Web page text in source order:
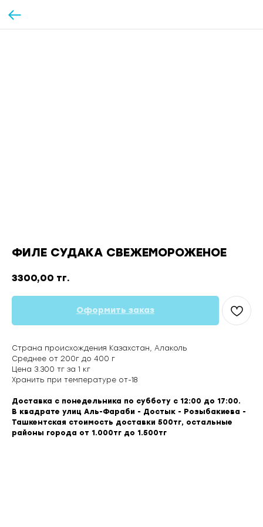
ФИЛЕ СУДАКА СВЕЖЕМОРОЖЕНОЕ
3300,00 тг.
Оформить заказ
Страна происхождения Казахстан, Алаколь
Среднее от 200г до 400 г
Цена 3.300 тг за 1 кг
Хранить при температуре от-18
Доставка с понедельника по субботу с 12:00 до 17:00.
В квадрате улиц Аль-Фараби - Достык - Розыбакиева -
Ташкентская стоимость доставки 500тг, остальные
районы города от 1.000тг до 1.500тг